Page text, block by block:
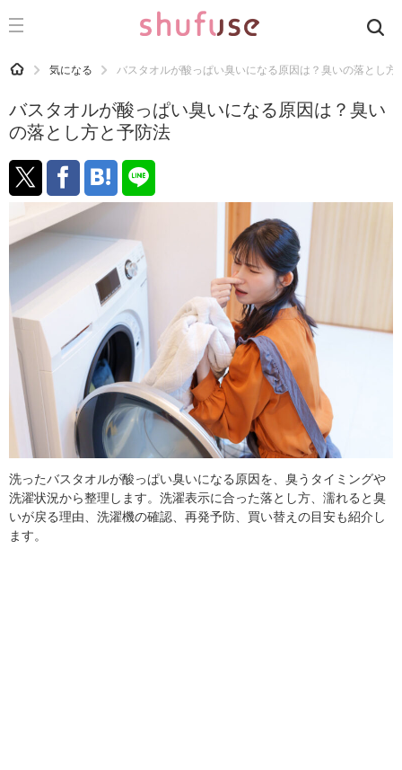
CATEGORY 記事カテゴリ
運気
洗濯
生活の知恵
お金
掃除
マナー
趣味
食材辞典
おすすめ
HOME 気になる バスタオルが酸っぱい臭いになる原因は？臭いの落とし方
バスタオルが酸っぱい臭いになる原因は？臭い
の落とし方と予防法
洗ったバスタオルが酸っぱい臭いになる原因を、臭うタイミングや
洗濯状況から整理します。洗濯表示に合った落とし方、濡れると臭
いが戻る理由、洗濯機の確認、再発予防、買い替えの目安も紹介し
ます。